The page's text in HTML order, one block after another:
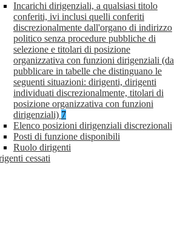
Incarichi dirigenziali, a qualsiasi titolo
conferiti, ivi inclusi quelli conferiti
discrezionalmente dall'organo di indirizzo
politico senza procedure pubbliche di
selezione e titolari di posizione
organizzativa con funzioni dirigenziali (da
pubblicare in tabelle che distinguano le
seguenti situazioni: dirigenti, dirigenti
individuati discrezionalmente, titolari di
posizione organizzativa con funzioni
dirigenziali) 7
Elenco posizioni dirigenziali discrezionali
Posti di funzione disponibili
Ruolo dirigenti
cessati